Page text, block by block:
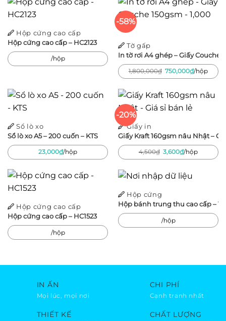
3,600₫.
Hộp cứng cao cấp
Hộp cứng cao cấp – HC2123
/hộp
-58%
Tờ gấp
In tờ rơi A4 ghép – Giấy Couche
1,800,000₫ Giá
gốc
750,000₫Giá
hiện
750,000₫.
/hộp
Sổ lò xo
Sổ lò xo A5 – 200 cuốn – KTS
23,000₫/hộp
-20%
Giấy in
Giấy Kraft 160gsm nâu Nhật –
4,500₫ Giá
gốc
3,600₫Giá
hiện
3,600₫.
/hộp
Hộp cứng cao cấp
Hộp cứng cao cấp – HC1523
/hộp
Hộp cứng
Hộp bánh trung thu cao cấp –
/hộp
IN ẤN
Mọi lúc, mọi nơi
CHI PHÍ
Cạnh tranh nhất
THIẾT KẾ CHẤT LƯỢNG